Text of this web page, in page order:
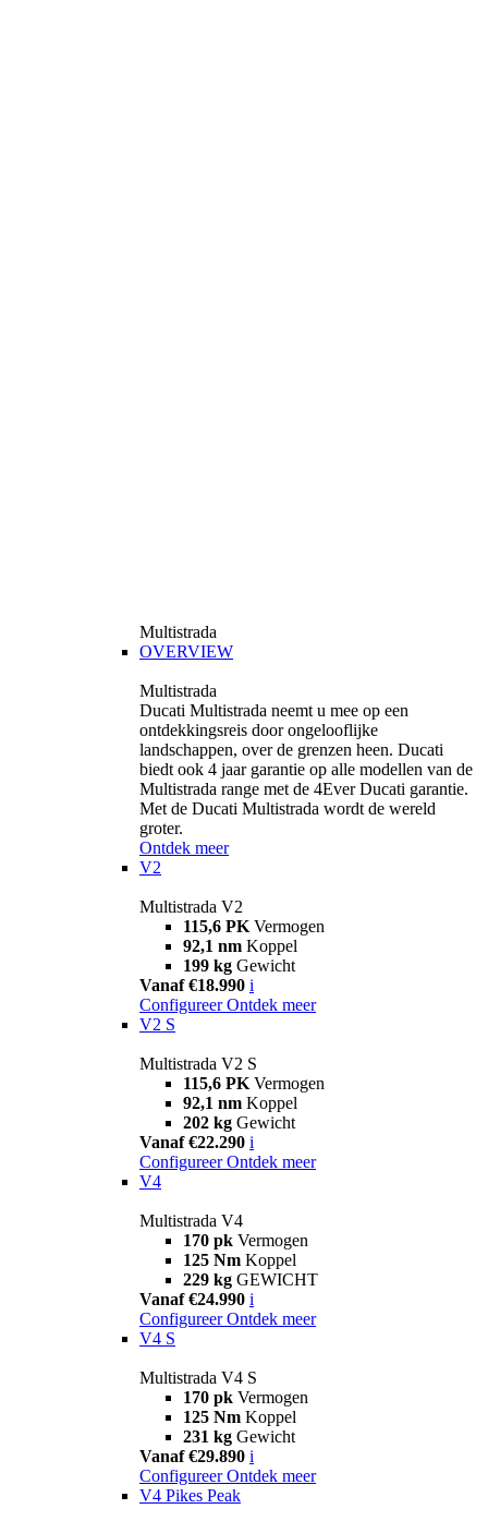
Multistrada
OVERVIEW
Multistrada
Ducati Multistrada neemt u mee op een
ontdekkingsreis door ongelooflijke
landschappen, over de grenzen heen. Ducati
biedt ook 4 jaar garantie op alle modellen van de
Multistrada range met de 4Ever Ducati garantie.
Met de Ducati Multistrada wordt de wereld
groter.
Ontdek meer
V2
Multistrada V2
115,6 PK Vermogen
92,1 nm Koppel
199 kg Gewicht
Vanaf €18.990 i
Configureer Ontdek meer
V2 S
Multistrada V2 S
115,6 PK Vermogen
92,1 nm Koppel
202 kg Gewicht
Vanaf €22.290 i
Configureer Ontdek meer
V4
Multistrada V4
170 pk Vermogen
125 Nm Koppel
229 kg GEWICHT
Vanaf €24.990 i
Configureer Ontdek meer
V4 S
Multistrada V4 S
170 pk Vermogen
125 Nm Koppel
231 kg Gewicht
Vanaf €29.890 i
Configureer Ontdek meer
V4 Pikes Peak